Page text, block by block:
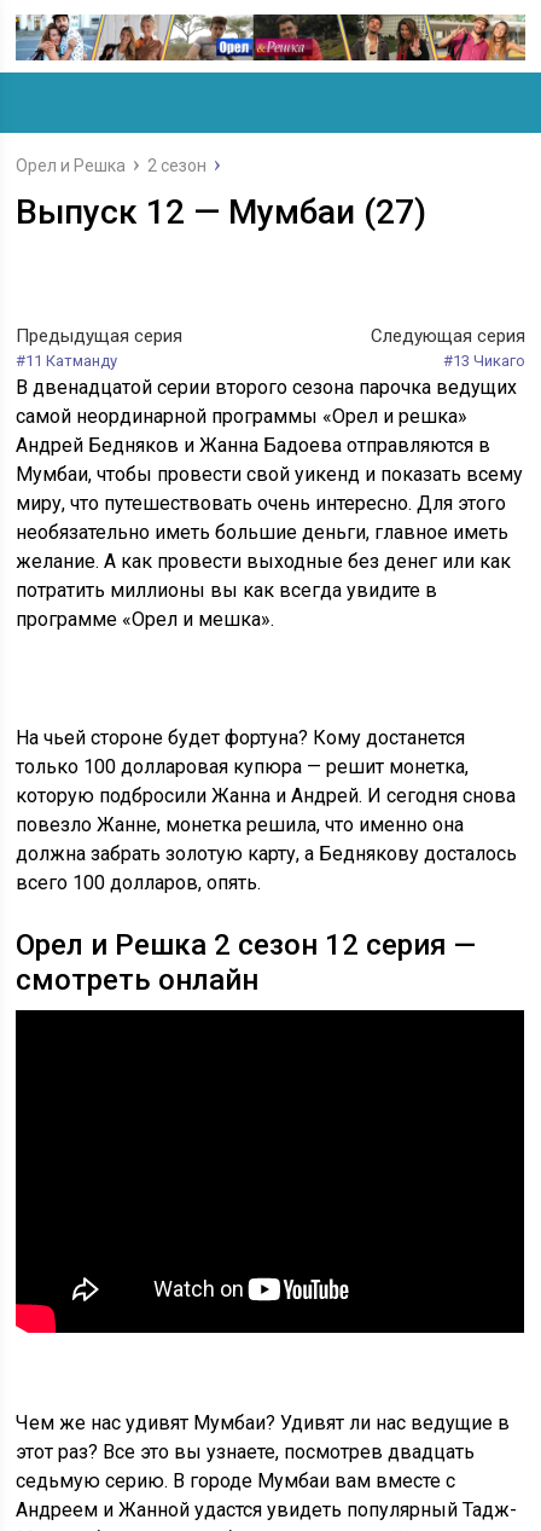
Орел и Решка 2 сезон
Выпуск 12 — Мумбаи (27)
Предыдущая серия
#11 Катманду
Следующая серия
#13 Чикаго
В двенадцатой серии второго сезона парочка ведущих
самой неординарной программы «Орел и решка»
Андрей Бедняков и Жанна Бадоева отправляются в
Мумбаи, чтобы провести свой уикенд и показать всему
миру, что путешествовать очень интересно. Для этого
необязательно иметь большие деньги, главное иметь
желание. А как провести выходные без денег или как
потратить миллионы вы как всегда увидите в
программе «Орел и мешка».
На чьей стороне будет фортуна? Кому достанется
только 100 долларовая купюра — решит монетка,
которую подбросили Жанна и Андрей. И сегодня снова
повезло Жанне, монетка решила, что именно она
должна забрать золотую карту, а Беднякову досталось
всего 100 долларов, опять.
Орел и Решка 2 сезон 12 серия —
смотреть онлайн
Чем же нас удивят Мумбаи? Удивят ли нас ведущие в
этот раз? Все это вы узнаете, посмотрев двадцать
седьмую серию. В городе Мумбаи вам вместе с
Андреем и Жанной удастся увидеть популярный Тадж-